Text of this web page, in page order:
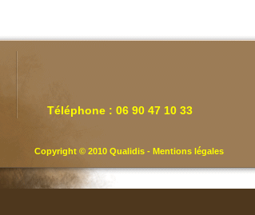
Téléphone : 06 90 47 10 33
Copyright © 2010 Qualidis - Mentions légales